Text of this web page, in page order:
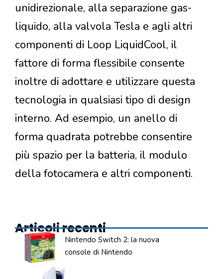
unidirezionale, alla separazione gas-
liquido, alla valvola Tesla e agli altri
componenti di Loop LiquidCool, il
fattore di forma flessibile consente
inoltre di adottare e utilizzare questa
tecnologia in qualsiasi tipo di design
interno. Ad esempio, un anello di
forma quadrata potrebbe consentire
più spazio per la batteria, il modulo
della fotocamera e altri componenti.
Articoli recenti
Nintendo Switch 2: la nuova
console di Nintendo